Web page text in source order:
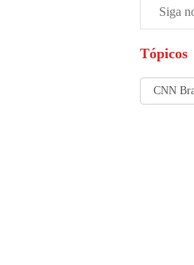
Siga
Tópicos
CNN